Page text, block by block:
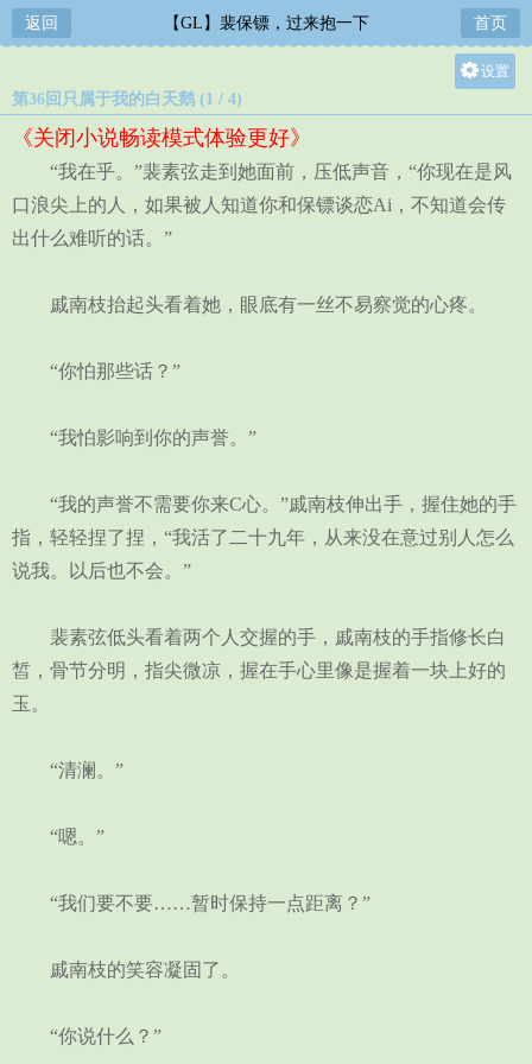
返回 【GL】裴保镖，过来抱一下 首页
设置
中
小
第36回只属于我的白天鹅 (1 / 4)
《关闭小说畅读模式体验更好》
“我在乎。”裴素弦走到她面前，压低声音，“你现在是风
口浪尖上的人，如果被人知道你和保镖谈恋Ai，不知道会传
出什么难听的话。”
戚南枝抬起头看着她，眼底有一丝不易察觉的心疼。
“你怕那些话？”
“我怕影响到你的声誉。”
“我的声誉不需要你来C心。”戚南枝伸出手，握住她的手
指，轻轻捏了捏，“我活了二十九年，从来没在意过别人怎么
说我。以后也不会。”
裴素弦低头看着两个人交握的手，戚南枝的手指修长白
皙，骨节分明，指尖微凉，握在手心里像是握着一块上好的
玉。
“清澜。”
“嗯。”
“我们要不要……暂时保持一点距离？”
戚南枝的笑容凝固了。
“你说什么？”